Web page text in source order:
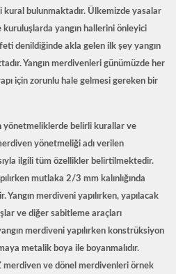
kural bulunmaktadır. Ülkemizde yasalar
yangın hallerini önleyici
denildiğinde akla gelen ilk şey yangın
Yangın merdivenleri günümüzde her
için zorunlu hale gelmesi gereken bir
belirli kurallar ve
yönetmeliği adı verilen
ilgili tüm özellikler belirtilmektedir.
mutlaka 2/3 mm kalınlığında
Yangın merdiveni yapılırken, yapılacak
ve diğer sabitleme araçları
merdiveni yapılırken konstrüksiyon
metalik boya ile boyanmalıdır.
merdiven ve dönel merdivenleri örnek